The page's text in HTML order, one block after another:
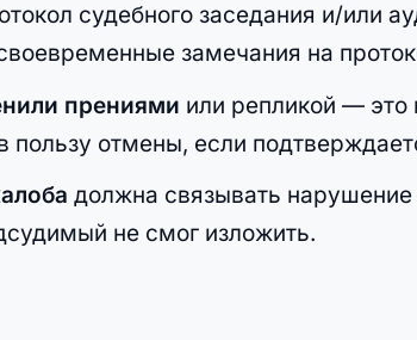
судебного заседания и/или
замечания на
прениями или репликой — это
пользу отмены, если
должна связывать
не смог изложить.